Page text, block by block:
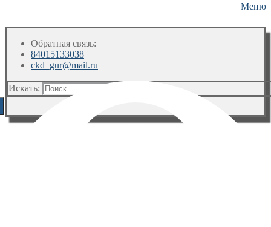
Меню
Обратная связь:
84015133038
ckd_gur@mail.ru
Искать: